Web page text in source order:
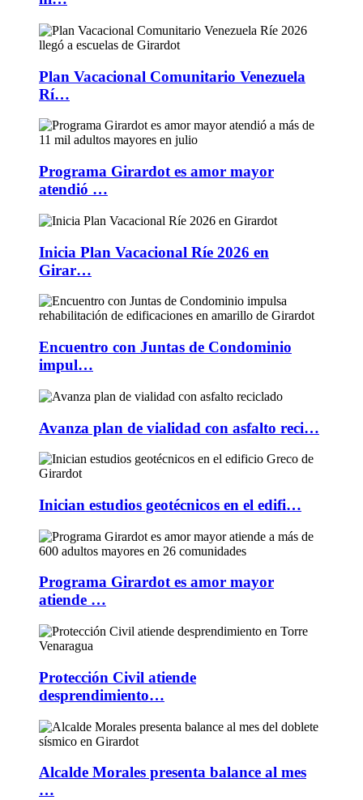
Plan Vacacional Comunitario Venezuela
Rí…
Programa Girardot es amor mayor
atendió …
Inicia Plan Vacacional Ríe 2026 en
Girar…
Encuentro con Juntas de Condominio
impul…
Avanza plan de vialidad con asfalto reci…
Inician estudios geotécnicos en el edifi…
Programa Girardot es amor mayor
atiende …
Protección Civil atiende
desprendimiento…
Alcalde Morales presenta balance al mes
…